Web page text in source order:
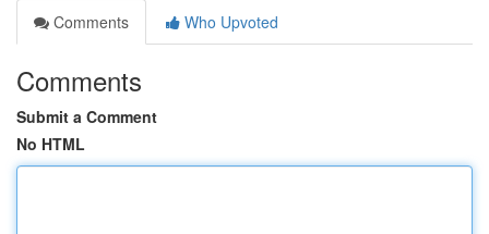
Comments
Who Upvoted
Comments
Submit a Comment
No HTML